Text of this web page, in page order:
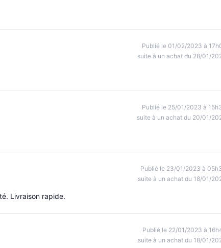
Publié le 01/02/2023 à
suite à un achat du 28/01/
Publié le 25/01/2023 à
suite à un achat du 20/01/
Publié le 23/01/2023 à
suite à un achat du 18/01/
Livraison rapide.
Publié le 22/01/2023 à
suite à un achat du 18/01/